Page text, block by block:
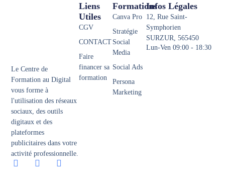
Le Centre de
Formation au Digital
vous forme à
l'utilisation des réseaux
sociaux, des outils
digitaux et des
plateformes
publicitaires dans votre
activité professionnelle.
Formations
Canva Pro
Stratégie
Social
Media
Social Ads
Persona
Marketing
Liens
Utiles
CGV
CONTACT
Faire
financer sa
formation
Infos Légales
12, Rue Saint-
Symphorien
SURZUR, 565450
Lun-Ven 09:00 - 18:30